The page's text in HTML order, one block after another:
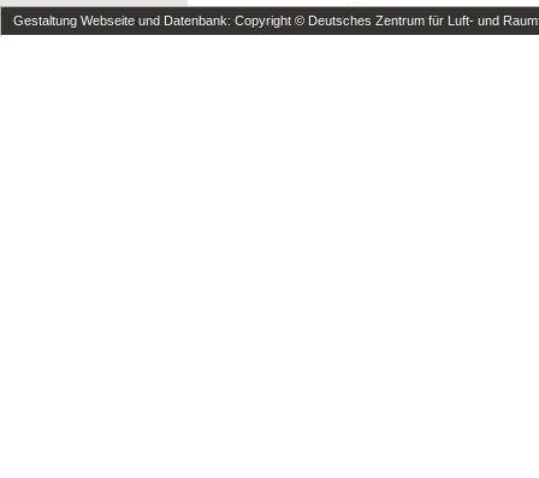
Gestaltung Webseite und Datenbank: Copyright © Deutsches Zentrum für Luft- und